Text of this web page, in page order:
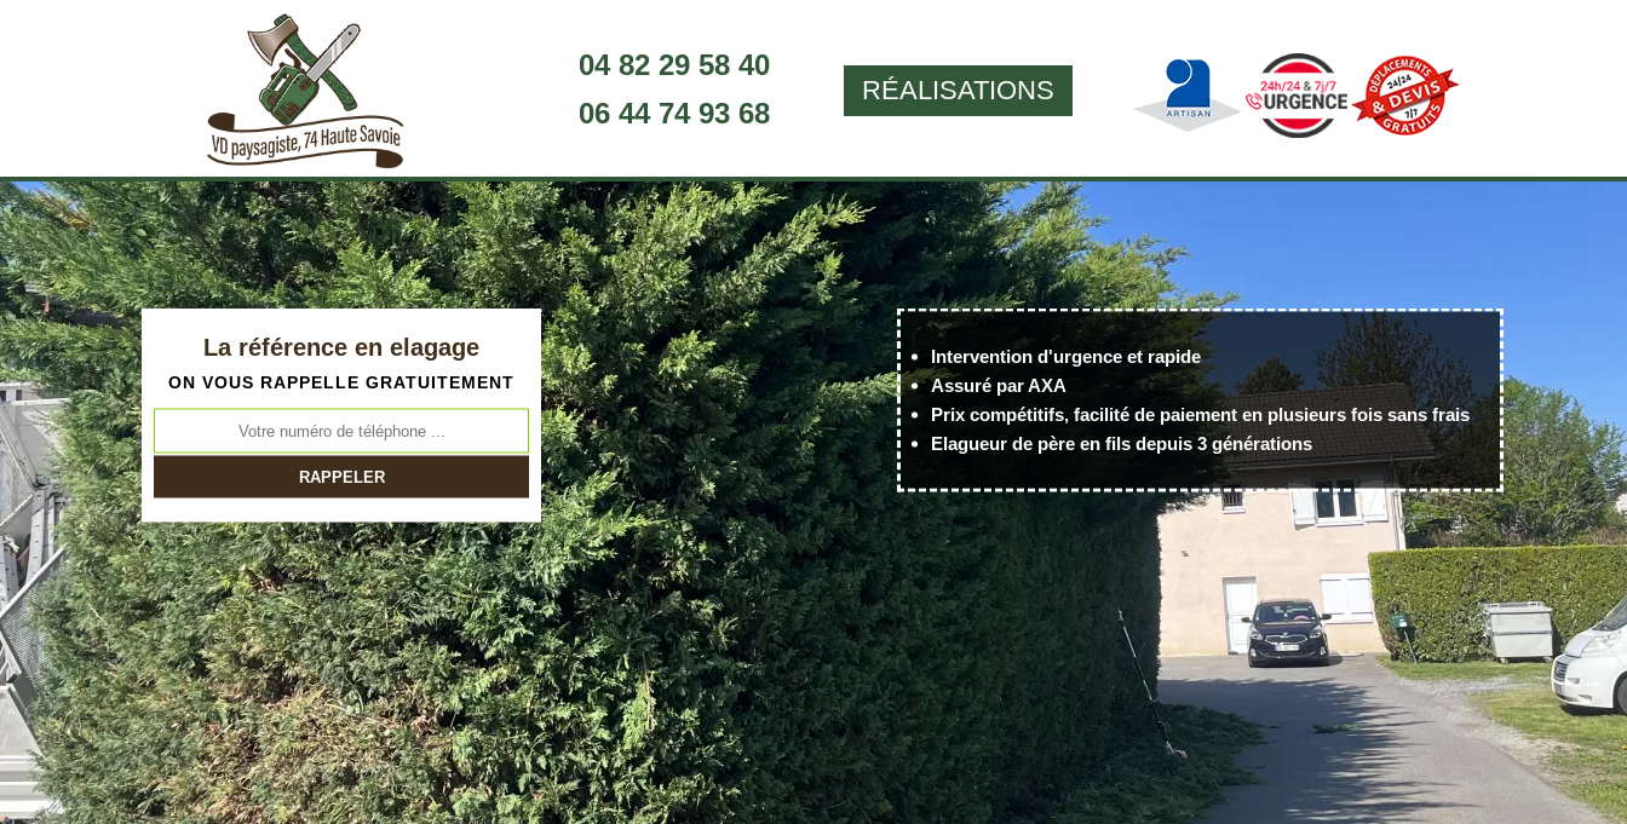
04 82 29 58 40
06 44 74 93 68
RÉALISATIONS
La référence en elagage
ON VOUS RAPPELLE GRATUITEMENT
Intervention d'urgence et rapide
Assuré par AXA
Prix compétitifs, facilité de paiement en plusieurs fois sans frais
Elagueur de père en fils depuis 3 générations